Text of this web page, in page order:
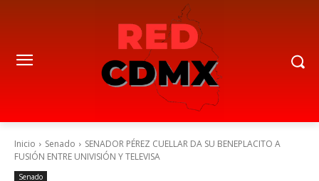
Inicio Senado
SENADOR PÉREZ CUELLAR DA SU BENEPLACITO A
FUSIÓN ENTRE UNIVISIÓN Y TELEVISA
Senado